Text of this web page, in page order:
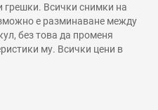
грешки. Всички снимки на
е разминаване между
без това да променя
му. Всички цени в